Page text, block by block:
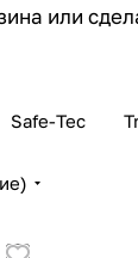
или
Safe-Tec